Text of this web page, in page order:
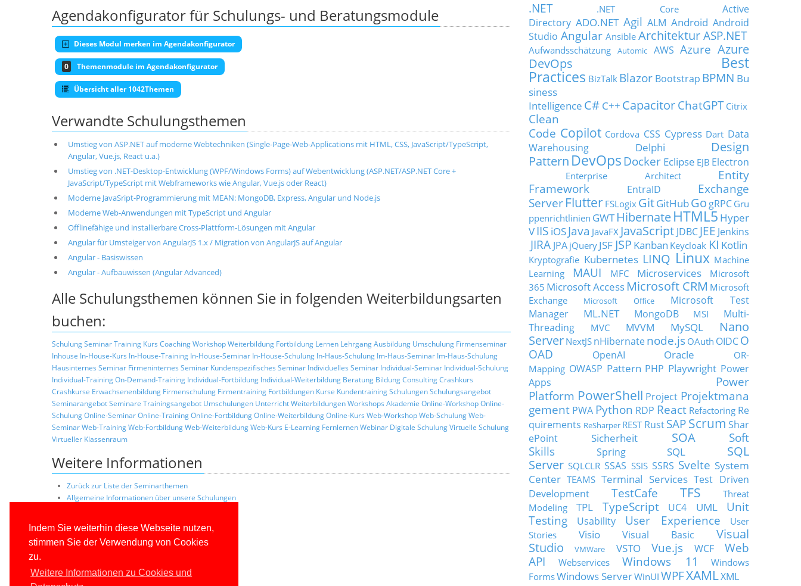
Indem Sie weiterhin diese Webseite nutzen,
stimmen Sie der Verwendung von Cookies
zu.
Weitere Informationen zu Cookies und
Agendakonfigurator für Schulungs- und Beratungsmodule
Dieses Modul merken im Agendakonfigurator
0 Themenmodule im Agendakonfigurator
Übersicht aller 1042Themen
Verwandte Schulungsthemen
Umstieg von ASP.NET auf moderne Webtechniken (Single-Page-Web-Applications mit HTML, CSS, JavaScript/TypeScript,
Angular, Vue.js, React u.a.)
Umstieg von .NET-Desktop-Entwicklung (WPF/Windows Forms) auf Webentwicklung (ASP.NET/ASP.NET Core +
JavaScript/TypeScript mit Webframeworks wie Angular, Vue.js oder React)
Moderne JavaSript-Programmierung mit MEAN: MongoDB, Express, Angular und Node.js
Moderne Web-Anwendungen mit TypeScript und Angular
Offlinefähige und installierbare Cross-Plattform-Lösungen mit Angular
Angular für Umsteiger von AngularJS 1.x / Migration von AngularJS auf Angular
Angular - Basiswissen
Angular - Aufbauwissen (Angular Advanced)
Alle Schulungsthemen können Sie in folgenden Weiterbildungsarten
buchen:
SchulungSeminarTraining Kurs CoachingWorkshopWeiterbildung Fortbildung Lernen LehrgangAusbildung Umschulung Firmenseminar
Inhouse In-House-Kurs In-House-Training In-House-Seminar In-House-Schulung In-Haus-Schulung Im-Haus-Seminar Im-Haus-Schulung
Hausinternes Seminar Firmeninternes Seminar Kundenspezifisches Seminar Individuelles Seminar Individual-Seminar Individual-Schulung
Individual-TrainingOn-Demand-Training Individual-Fortbildung Individual-Weiterbildung Beratung BildungConsultingCrashkurs
Crashkurse Erwachsenenbildung Firmenschulung Firmentraining Fortbildungen Kurse KundentrainingSchulungenSchulungsangebot
SeminarangebotSeminare Trainingsangebot Umschulungen UnterrichtWeiterbildungenWorkshops Akademie Online-WorkshopOnline-
SchulungOnline-SeminarOnline-TrainingOnline-FortbildungOnline-WeiterbildungOnline-Kurs Web-WorkshopWeb-SchulungWeb-
SeminarWeb-TrainingWeb-FortbildungWeb-WeiterbildungWeb-Kurs E-Learning FernlernenWebinar Digitale SchulungVirtuelle Schulung
Virtueller Klassenraum
Weitere Informationen
Zurück zur Liste der Seminarthemen
Allgemeine Informationen über unsere Schulungen
Konditionen
Trainerprofile
Referenzkunden
.NET .NET Core
Active
Directory ADO.NET Agil ALM Android Android
Studio Angular Ansible Architektur ASP.NET
Aufwandsschätzung Automic AWS Azure Azure
DevOps
Best
Practices BizTalk Blazor Bootstrap BPMN Bu
siness
Intelligence C# C++ Capacitor ChatGPT Citrix
Clean
Code Copilot Cordova CSS Cypress Dart Data
Warehousing
Delphi
Design
Pattern DevOps Docker Eclipse EJB Electron
Enterprise Architect
Entity
Framework
EntraID
Exchange
Server Flutter FSLogix GitGitHubGo gRPC Gru
ppenrichtlinien GWT HibernateHTML5 Hyper
VIIS iOSJava JavaFX JavaScript JDBC JEE Jenkins
JIRA JPA jQuery JSF JSP Kanban Keycloak KI Kotlin
Kryptografie Kubernetes LINQ Linux Machine
Learning
MAUI MFC Microservices
Microsoft
365 Microsoft Access Microsoft CRM Microsoft
Exchange
Microsoft Office
Microsoft Test
Manager
ML.NET MongoDB MSI
Multi-
Threading
MVC MVVM MySQL
Nano
Server NextJS nHibernatenode.js OAuth OIDCO
OAD
OpenAI Oracle
OR-
Mapping OWASP Pattern PHP Playwright Power
Apps
Power
Platform PowerShell Project Projektmana
gement PWA Python RDP React Refactoring Re
quirements ReSharper REST Rust SAP Scrum Shar
ePoint
Sicherheit SOA
Soft
Skills
Spring SQL
SQL
Server SQLCLR SSAS SSIS SSRS Svelte System
Center TEAMS Terminal Services Test Driven
Development
TestCafe TFS
Threat
Modeling
TPL TypeScript UC4 UML
Unit
Testing
Usability User Experience
User
Stories
Visio Visual Basic
Visual
Studio
VMWare VSTO Vue.js WCF
Web
API
Webservices Windows 11
Windows
FormsWindows ServerWinUI WPFXAMLXML